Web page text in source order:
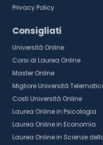
Privacy Policy
Consigliati
Università Online
Corsi di Laurea Online
Master Online
Migliore Università
Costi Università Online
Laurea Online in Psicologia
Laurea Online in Economia
Laurea Online in Scienze